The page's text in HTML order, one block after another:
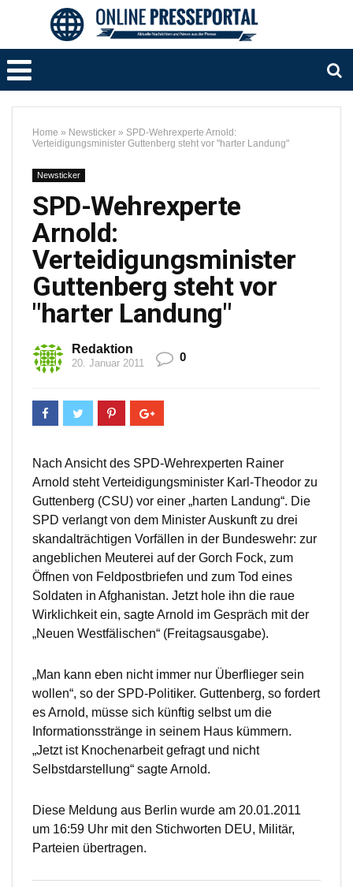
Home » Newsticker » SPD-Wehrexperte Arnold:
Verteidigungsminister Guttenberg steht vor "harter Landung"
Newsticker
SPD-Wehrexperte
Arnold:
Verteidigungsminister
Guttenberg steht vor
"harter Landung"
Redaktion
20. Januar 2011 0
Nach Ansicht des SPD-Wehrexperten Rainer
Arnold steht Verteidigungsminister Karl-Theodor zu
Guttenberg (CSU) vor einer „harten Landung“. Die
SPD verlangt von dem Minister Auskunft zu drei
skandalträchtigen Vorfällen in der Bundeswehr: zur
angeblichen Meuterei auf der Gorch Fock, zum
Öffnen von Feldpostbriefen und zum Tod eines
Soldaten in Afghanistan. Jetzt hole ihn die raue
Wirklichkeit ein, sagte Arnold im Gespräch mit der
„Neuen Westfälischen“ (Freitagsausgabe).
„Man kann eben nicht immer nur Überflieger sein
wollen“, so der SPD-Politiker. Guttenberg, so fordert
es Arnold, müsse sich künftig selbst um die
Informationsstränge in seinem Haus kümmern.
„Jetzt ist Knochenarbeit gefragt und nicht
Selbstdarstellung“ sagte Arnold.
Diese Meldung aus Berlin wurde am 20.01.2011
um 16:59 Uhr mit den Stichworten DEU, Militär,
Parteien übertragen.